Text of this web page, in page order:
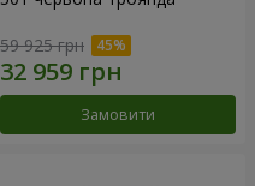
59 925 грн
Замовити